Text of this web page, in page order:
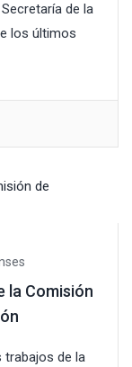
de la
los últimos
la Comisión
trabajos de la